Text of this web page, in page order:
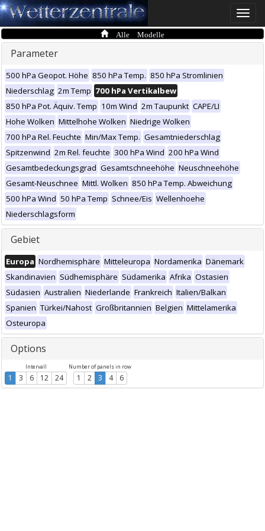
Toggle
Alle Modelle
Parameter
500 hPa Geopot. Höhe 850 hPa Temp. 850 hPa Stromlinien
Niederschlag 2m Temp 700 hPa Vertikalbew
850 hPa Pot. Äquiv. Temp 10m Wind 2m Taupunkt CAPE/LI
Hohe Wolken Mittelhohe Wolken Niedrige Wolken
700 hPa Rel. Feuchte Min/Max Temp. Gesamtniederschlag
Spitzenwind 2m Rel. feuchte 300 hPa Wind 200 hPa Wind
Gesamtbedeckungsgrad Gesamtschneehöhe Neuschneehöhe
Gesamt-Neuschnee Mittl. Wolken 850 hPa Temp. Abweichung
500 hPa Wind 50 hPa Temp Schnee/Eis Wellenhoehe
Niederschlagsform
Gebiet
Europa Nordhemisphäre Mitteleuropa Nordamerika Dänemark
Skandinavien Südhemisphäre Südamerika Afrika Ostasien
Südasien Australien Niederlande Frankreich Italien/Balkan
Spanien Türkei/Nahost Großbritannien Belgien Mittelamerika
Osteuropa
Options
Intervall
1 3 6 12 24
Number of panels in row
1 2 3 4 6